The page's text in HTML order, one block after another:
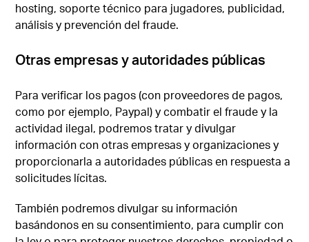
hosting, soporte técnico para jugadores, publicidad,
análisis y prevención del fraude.
Otras empresas y autoridades públicas
Para verificar los pagos (con proveedores de pagos,
como por ejemplo, Paypal) y combatir el fraude y la
actividad ilegal, podremos tratar y divulgar
información con otras empresas y organizaciones y
proporcionarla a autoridades públicas en respuesta a
solicitudes lícitas.
También podremos divulgar su información
basándonos en su consentimiento, para cumplir con